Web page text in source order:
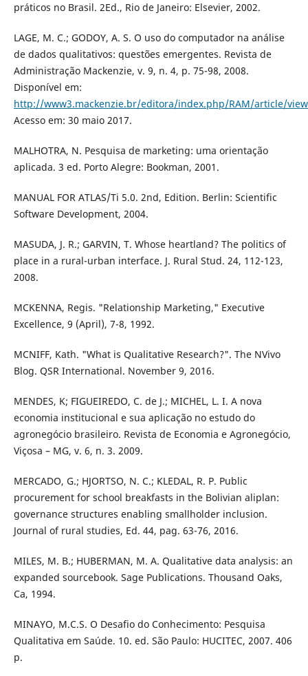
práticos no Brasil. 2Ed., Rio de Janeiro: Elsevier, 2002.
LAGE, M. C.; GODOY, A. S. O uso do computador na análise
de dados qualitativos: questões emergentes. Revista de
Administração Mackenzie, v. 9, n. 4, p. 75-98, 2008.
Disponível em:
http://www3.mackenzie.br/editora/index.php/RAM/article/
Acesso em: 30 maio 2017.
MALHOTRA, N. Pesquisa de marketing: uma orientação
aplicada. 3 ed. Porto Alegre: Bookman, 2001.
MANUAL FOR ATLAS/Ti 5.0. 2nd, Edition. Berlin: Scientific
Software Development, 2004.
MASUDA, J. R.; GARVIN, T. Whose heartland? The politics of
place in a rural-urban interface. J. Rural Stud. 24, 112-123,
2008.
MCKENNA, Regis. "Relationship Marketing," Executive
Excellence, 9 (April), 7-8, 1992.
MCNIFF, Kath. "What is Qualitative Research?". The NVivo
Blog. QSR International. November 9, 2016.
MENDES, K; FIGUEIREDO, C. de J.; MICHEL, L. I. A nova
economia institucional e sua aplicação no estudo do
agronegócio brasileiro. Revista de Economia e Agronegócio,
Viçosa – MG, v. 6, n. 3. 2009.
MERCADO, G.; HJORTSO, N. C.; KLEDAL, R. P. Public
procurement for school breakfasts in the Bolivian aliplan:
governance structures enabling smallholder inclusion.
Journal of rural studies, Ed. 44, pag. 63-76, 2016.
MILES, M. B.; HUBERMAN, M. A. Qualitative data analysis: an
expanded sourcebook. Sage Publications. Thousand Oaks,
Ca, 1994.
MINAYO, M.C.S. O Desafio do Conhecimento: Pesquisa
Qualitativa em Saúde. 10. ed. São Paulo: HUCITEC, 2007. 406
p.